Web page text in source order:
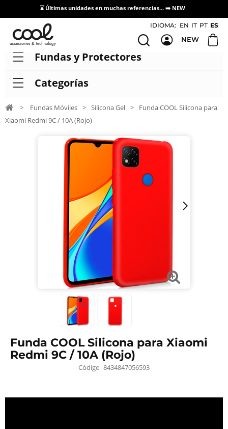
⌛ Últimas unidades en muchas referencias... ➡️ NEW
Acceso / Registro Distribuidores
IDIOMA: EN IT PT ES
NEW
Fundas y Protectores
Categorías
> Fundas Móviles > Silicona Gel >
Funda COOL Silicona para
Xiaomi Redmi 9C / 10A (Rojo)
Funda COOL Silicona para Xiaomi
Redmi 9C / 10A (Rojo)
Código 8434847056593